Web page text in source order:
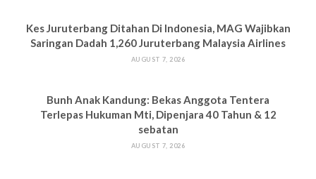
Kes Juruterbang Ditahan Di Indonesia, MAG Wajibkan
Saringan Dadah 1,260 Juruterbang Malaysia Airlines
AUGUST 7, 2026
Bunh Anak Kandung: Bekas Anggota Tentera
Terlepas Hukuman Mti, Dipenjara 40 Tahun & 12
sebatan
AUGUST 7, 2026